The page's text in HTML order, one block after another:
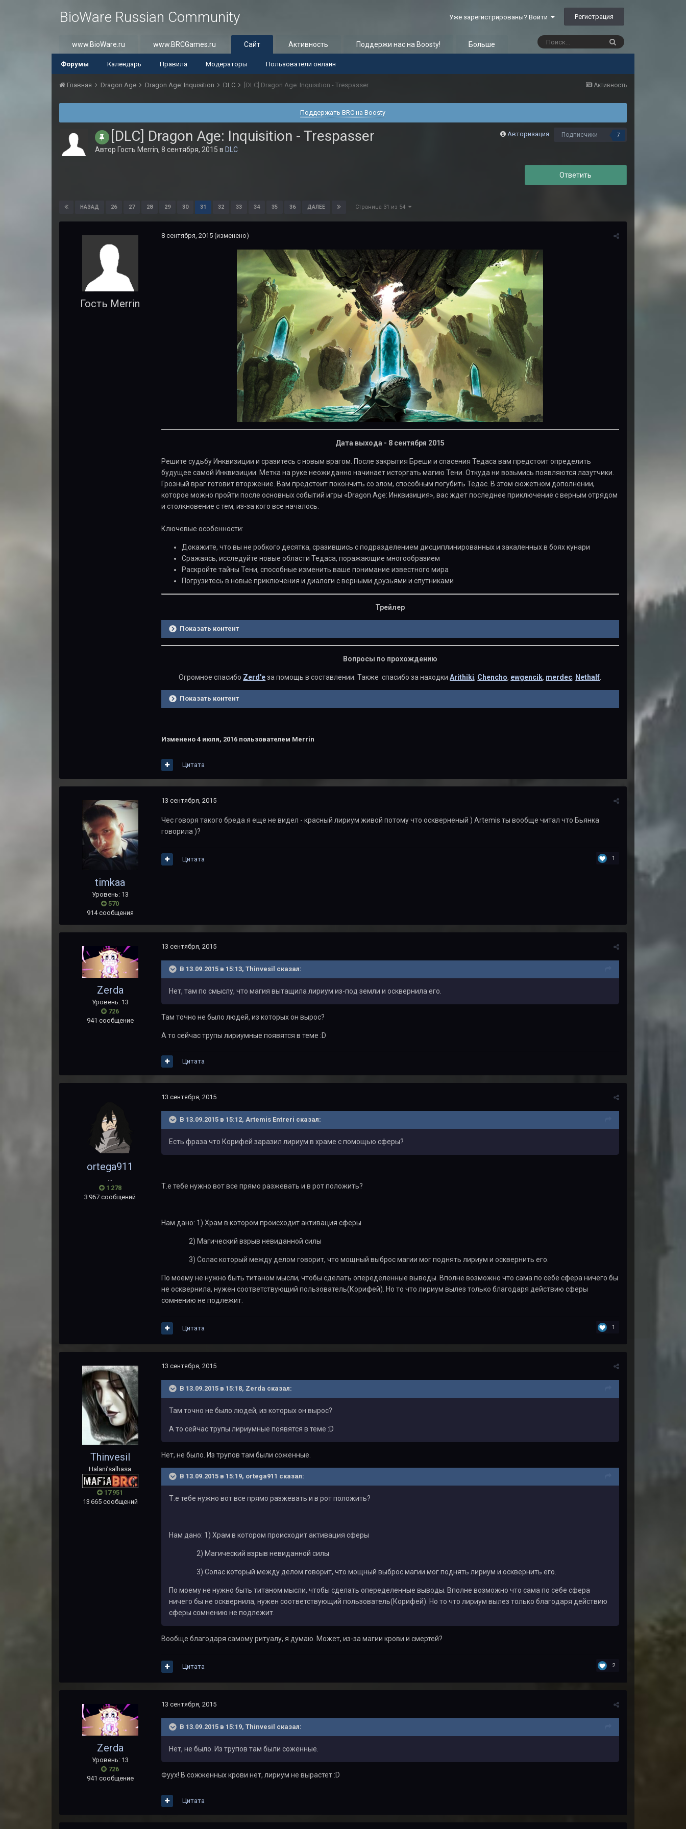
BioWare Russian Community Уже зарегистрированы? Войти Регистрация
www.BioWare.ru www.BRCGames.ru Сайт
Форумы Календарь Правила Модераторы Пользователи онлайн
Активность Поддержи нас на Boosty! Больше
Активность
Главная Dragon Age Dragon Age: Inquisition DLC [DLC] Dragon Age: Inquisition - Trespasser
Поддержать BRC на Boosty
Авторизация Подписчики 7
[DLC] Dragon Age: Inquisition - Trespasser
Автор Гость Merrin, 8 сентября, 2015 в DLC
Ответить
НАЗАД 26 27 28 29 30 31 32 33 34 35 36 ДАЛЕЕ Страница 31 из 54
Гость Merrin
8 сентября, 2015 (изменено)
Дата выхода - 8 сентября 2015
Решите судьбу Инквизиции и сразитесь с новым врагом. После закрытия Бреши и спасения Тедаса вам предстоит определить
будущее самой Инквизиции. Метка на руке неожиданно начинает исторгать магию Тени. Откуда ни возьмись появляются лазутчики.
Грозный враг готовит вторжение. Вам предстоит покончить со злом, способным погубить Тедас. В этом сюжетном дополнении,
которое можно пройти после основных событий игры «Dragon Age: Инквизиция», вас ждет последнее приключение с верным отрядом
и столкновение с тем, из-за кого все началось.
Ключевые особенности:
Докажите, что вы не робкого десятка, сразившись с подразделением дисциплинированных и закаленных в боях кунари
Сражаясь, исследуйте новые области Тедаса, поражающие многообразием
Раскройте тайны Тени, способные изменить ваше понимание известного мира
Погрузитесь в новые приключения и диалоги с верными друзьями и спутниками
Трейлер
Показать контент
Вопросы по прохождению
Огромное спасибо Zerd'еза помощь в составлении. Также спасибо за находкиArithiki, Chencho, ewgencik, merdec Nethalf
Показать контент
Изменено 4 июля, 2016пользователем Merrin
Цитата
timkaa
Уровень: 13
570
914 сообщения
13 сентября, 2015
Чес говоря такого бреда я еще не видел - красный лириум живой потому что оскверненый ) Artemis ты вообще читал что Бьянка
говорила )?
1
Цитата
Zerda
Уровень: 13
726
941 сообщение
13 сентября, 2015
В 13.09.2015 в 15:13, Thinvesil сказал:
Нет, там по смыслу, что магия вытащила лириум из-под земли и осквернила его.
Там точно не было людей, из которых он вырос?
А то сейчас трупы лириумные появятся в теме :D
Цитата
ortega911
1 278
3 967 сообщений
13 сентября, 2015
В 13.09.2015 в 15:12, Artemis Entreri сказал:
Есть фраза что Корифей заразил лириум в храме с помощью сферы?
Т.е тебе нужно вот все прямо разжевать и в рот положить?
Нам дано: 1) Храм в котором происходит активация сферы
2) Магический взрыв невиданной силы
3) Солас который между делом говорит, что мощный выброс магии мог поднять лириум и осквернить его.
По моему не нужно быть титаном мысли, чтобы сделать опеределенные выводы. Вполне возможно что сама по себе сфера ничего бы
не осквернила, нужен соответствующий пользователь(Корифей). Но то что лириум вылез только благодаря действию сферы
сомнению не подлежит.
1
Цитата
Thinvesil
Halani’salhasa
17 951
13 665 сообщений
13 сентября, 2015
В 13.09.2015 в 15:18, Zerda сказал:
Там точно не было людей, из которых он вырос?
А то сейчас трупы лириумные появятся в теме :D
Нет, не было. Из трупов там были соженные.
В 13.09.2015 в 15:19, ortega911 сказал:
Т.е тебе нужно вот все прямо разжевать и в рот положить?
Нам дано: 1) Храм в котором происходит активация сферы
2) Магический взрыв невиданной силы
3) Солас который между делом говорит, что мощный выброс магии мог поднять лириум и осквернить его.
По моему не нужно быть титаном мысли, чтобы сделать опеределенные выводы. Вполне возможно что сама по себе сфера
ничего бы не осквернила, нужен соответствующий пользователь(Корифей). Но то что лириум вылез только благодаря действию
сферы сомнению не подлежит.
Вообще благодаря самому ритуалу, я думаю. Может, из-за магии крови и смертей?
2
Цитата
Zerda
Уровень: 13
726
941 сообщение
13 сентября, 2015
В 13.09.2015 в 15:19, Thinvesil сказал:
Нет, не было. Из трупов там были соженные.
Фуух! В сожженных крови нет, лириум не вырастет :D
Цитата